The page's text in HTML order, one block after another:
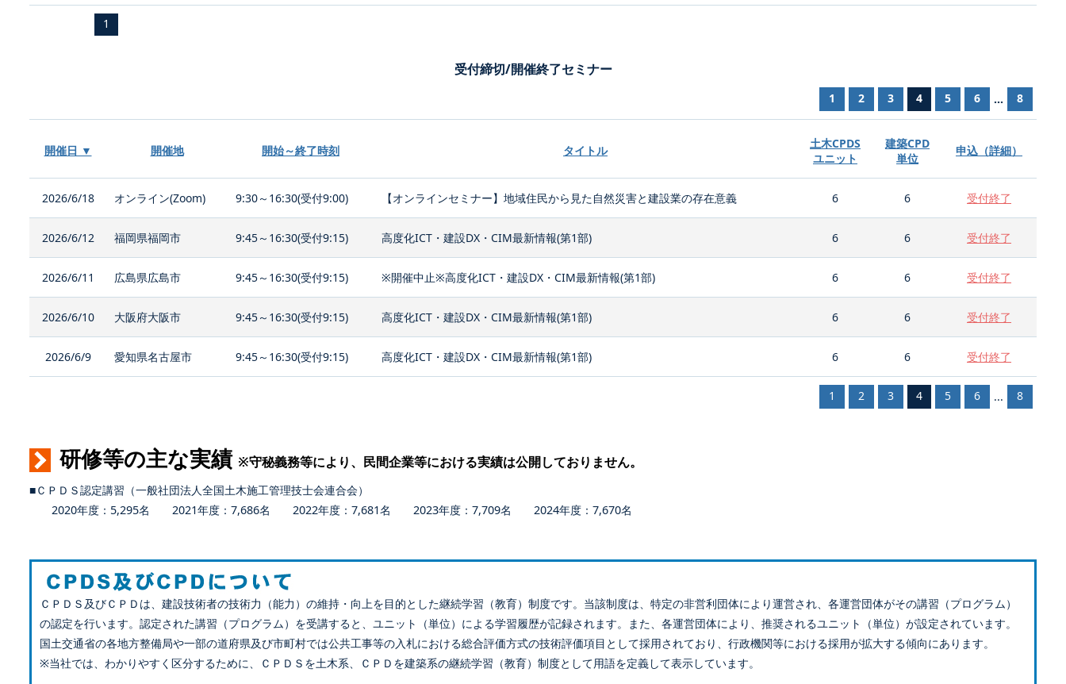
1
受付締切/開催終了セミナー
1 2 3 4 5 6 ... 8
開催日 ▼ 開催地 開始～終了時刻 タイトル
土木CPDS
ユニット
建築CPD
単位
申込（詳細）
2026/6/18 オンライン(Zoom) 9:30～16:30(受付9:00) 【オンラインセミナー】地域住民から見た自然災害と建設業の存在意義 6 6 受付終了
2026/6/12 福岡県福岡市 9:45～16:30(受付9:15) 高度化ICT・建設DX・CIM最新情報(第1部) 6 6 受付終了
2026/6/11 広島県広島市 9:45～16:30(受付9:15) ※開催中止※高度化ICT・建設DX・CIM最新情報(第1部) 6 6 受付終了
2026/6/10 大阪府大阪市 9:45～16:30(受付9:15) 高度化ICT・建設DX・CIM最新情報(第1部) 6 6 受付終了
2026/6/9 愛知県名古屋市 9:45～16:30(受付9:15) 高度化ICT・建設DX・CIM最新情報(第1部) 6 6 受付終了
1 2 3 4 5 6 ... 8
研修等の主な実績 ※守秘義務等により、民間企業等における実績は公開しておりません。
■ＣＰＤＳ認定講習（一般社団法人全国土木施工管理技士会連合会）
2020年度：5,295名 2021年度：7,686名 2022年度：7,681名 2023年度：7,709名 2024年度：7,670名
ＣＰＤＳ及びＣＰＤは、建設技術者の技術力（能力）の維持・向上を目的とした継続学習（教育）制度です。当該制度は、特定の非営利団体により運営され、各運営団体がその講習（プログラム）
の認定を行います。認定された講習（プログラム）を受講すると、ユニット（単位）による学習履歴が記録されます。また、各運営団体により、推奨されるユニット（単位）が設定されています。
国土交通省の各地方整備局や一部の道府県及び市町村では公共工事等の入札における総合評価方式の技術評価項目として採用されており、行政機関等における採用が拡大する傾向にあります。
※当社では、わかりやすく区分するために、ＣＰＤＳを土木系、ＣＰＤを建築系の継続学習（教育）制度として用語を定義して表示しています。